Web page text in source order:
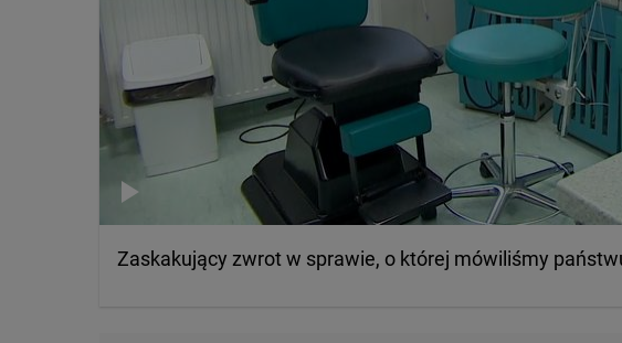
Zaskakujący zwrot w sprawie, o której mówiliśmy